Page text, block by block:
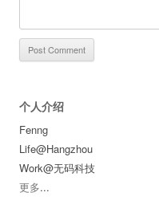
个人介绍
Fenng
Life@Hangzhou
Work@无码科技
更多...